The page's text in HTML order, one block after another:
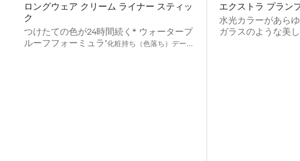
ロングウェア クリーム ライナー スティッ
ク
つけたての⾊が24時間続く* ウォータープ
ルーフフォーミュラ*化粧持ち（⾊落ち）データ
エクストラ プラン
⽔光カラーがあら
ガラスのような美